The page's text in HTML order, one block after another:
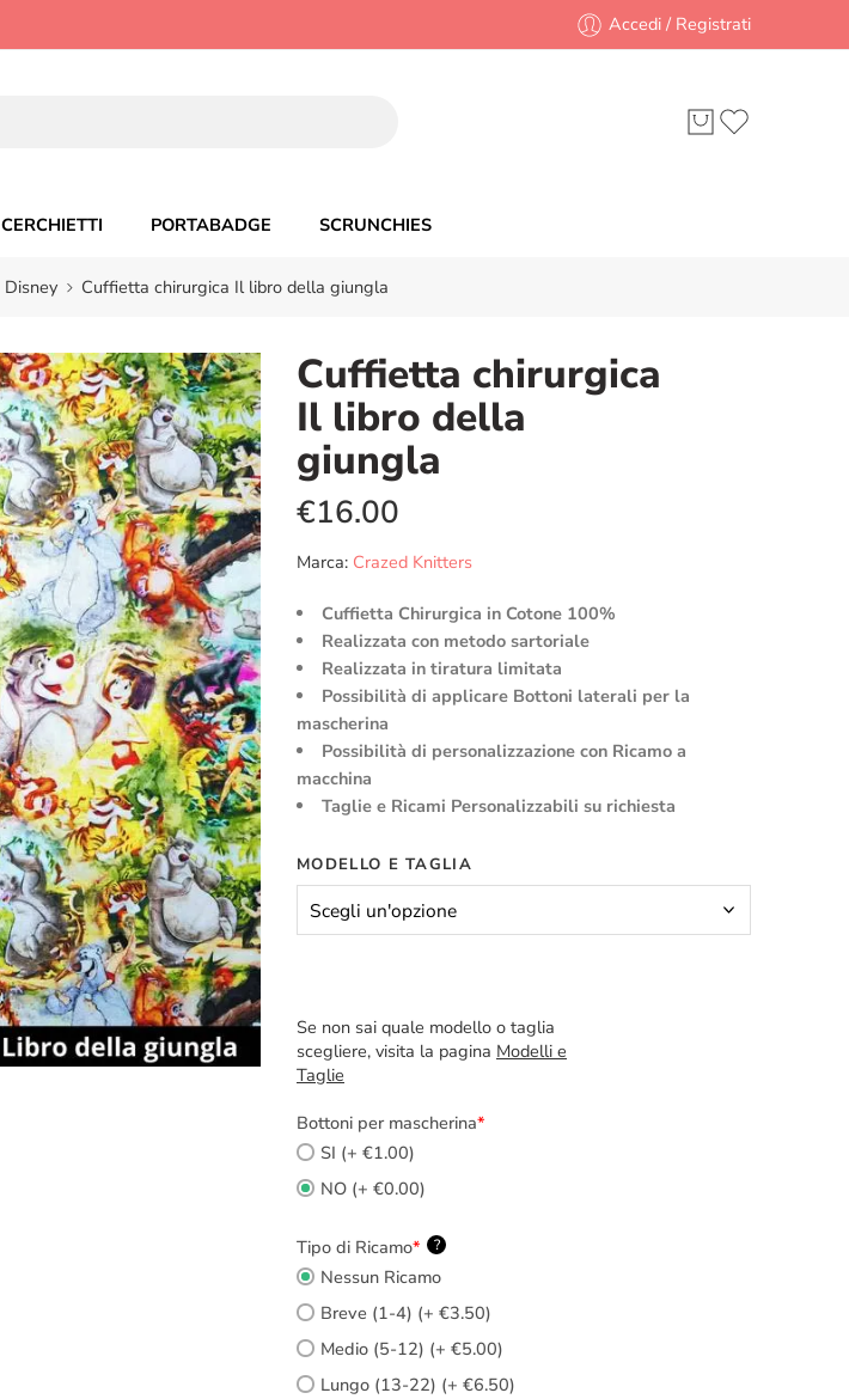
Accedi / Registrati
CERCHIETTI PORTABADGE SCRUNCHIES
Disney Cuffietta chirurgica Il libro della giungla
Cuffietta chirurgica
Il libro della
giungla
€16.00
Marca: Crazed Knitters
Cuffietta Chirurgica in Cotone 100%
Realizzata con metodo sartoriale
Realizzata in tiratura limitata
Possibilità di applicare Bottoni laterali per la
mascherina
Possibilità di personalizzazione con Ricamo a
macchina
Taglie e Ricami Personalizzabili su richiesta
MODELLO E TAGLIA
Se non sai quale modello o taglia
scegliere, visita la pagina Modelli e
Taglie
Bottoni per mascherina*
SI (+ €1.00)
NO (+ €0.00)
Tipo di Ricamo* ?
Nessun Ricamo
Breve (1-4) (+ €3.50)
Medio (5-12) (+ €5.00)
Lungo (13-22) (+ €6.50)